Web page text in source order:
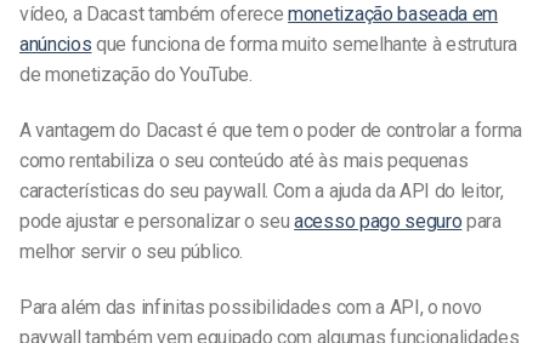
vídeo, a Dacast também oferecemonetização baseada em
anúncios que funciona de forma muito semelhante à estrutura
de monetização do YouTube.
A vantagem do Dacast é que tem o poder de controlar a forma
como rentabiliza o seu conteúdo até às mais pequenas
características do seu paywall. Com a ajuda da API do leitor,
pode ajustar e personalizar o seuacesso pago seguro para
melhor servir o seu público.
Para além das infinitas possibilidades com a API, o novo
paywall também vem equipado com algumas funcionalidades